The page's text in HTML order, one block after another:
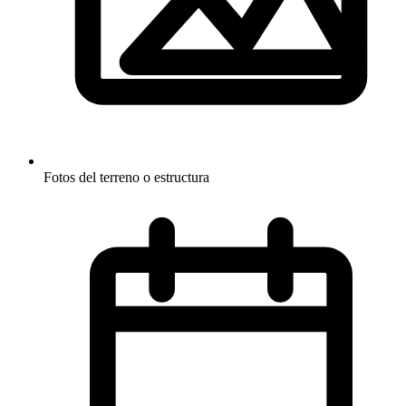
Fotos del terreno o estructura